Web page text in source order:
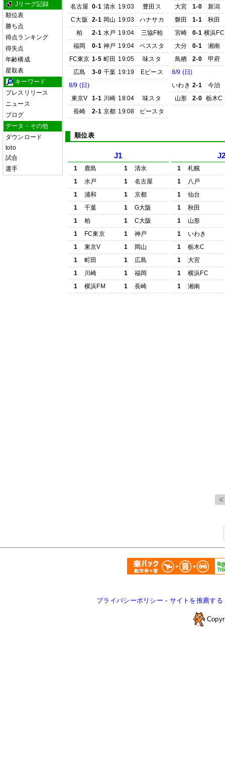
Jリーグ記録
順位表
勝ち点
得点ランキング
得失点
年齢構成
星取表
キーワード
プレスリリース
ニュース
ブログ
データ・その他
ダウンロード
toto
試合
選手
名古屋 0-1 清水 19:03
豊田ス
C大阪
2-1 岡山 19:03
ハナサカ
柏
2-1 水戸 19:04
三協F柏
福岡
0-1 神戸 19:04
ベススタ
FC東京 1-5 町田 19:05
味スタ
広島
3-0 千葉 19:19
Eピース
8/9 (日)
東京V
1-1 川崎 18:04
味スタ
長崎
2-1 京都 19:08 ピースタ
大宮
1-0
新潟
磐田
1-1
秋田
宮崎
0-1 横浜FC
大分
0-1
湘南
鳥栖
2-0
甲府
8/9 (日)
いわき 2-1
今治
山形
2-0 栃木C
順位表
J1
1 鹿島 1
清水
1
水戸 1
名古屋
1
浦和 1
京都
1
千葉 1
G大阪
1
柏 1
C大阪
1
FC東京 1
神戸
1
東京V 1
岡山
1
町田 1
広島
1
川崎 1
福岡
1
横浜FM 1 長崎
1
札幌
1
八戸
1
仙台
1
秋田
1
山形
1
いわき
1
栃木C
1
大宮
1
横浜FC
1
湘南
プライバシーポリシー - サイトを推薦する